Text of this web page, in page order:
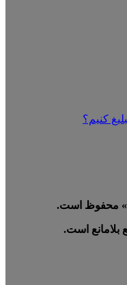
محفوظ است.
بلامانع است.